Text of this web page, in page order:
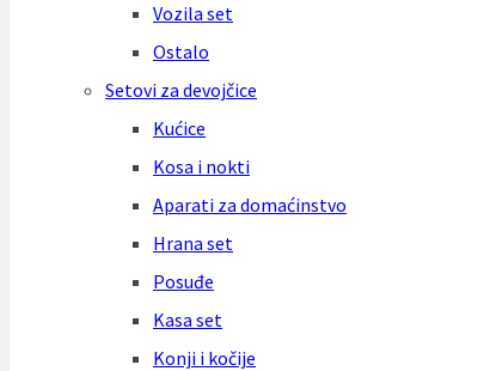
Vozila set
Ostalo
Setovi za devojčice
Kućice
Kosa i nokti
Aparati za domaćinstvo
Hrana set
Posuđe
Kasa set
Konji i kočije